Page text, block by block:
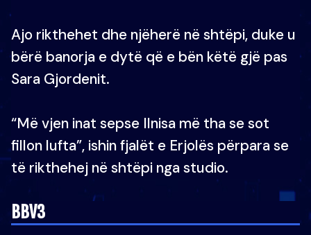
Ajo rikthehet dhe njëherë në shtëpi, duke u
bërë banorja e dytë që e bën këtë gjë pas
Sara Gjordenit.
“Më vjen inat sepse Ilnisa më tha se sot
fillon lufta”, ishin fjalët e Erjolës përpara se
të rikthehej në shtëpi nga studio.
BBV3